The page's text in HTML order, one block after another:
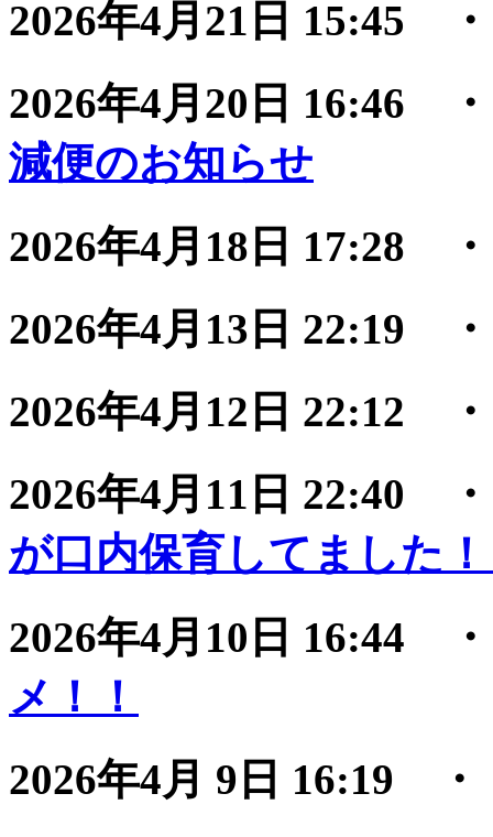
2026年4月21日 15:45
2026年4月20日 16:46
減便のお知らせ
2026年4月18日 17:28
2026年4月13日 22:19
2026年4月12日 22:12
2026年4月11日 22:40
が口内保育してました
2026年4月10日 16:44
メ！！
2026年4月 9日 16:19 ・